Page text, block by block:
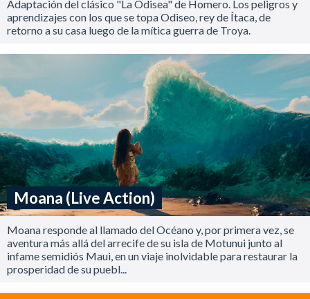
Adaptación del clásico "La Odisea" de Homero. Los peligros y
aprendizajes con los que se topa Odiseo, rey de Ítaca, de
retorno a su casa luego de la mítica guerra de Troya.
Moana (Live Action)
Moana responde al llamado del Océano y, por primera vez, se
aventura más allá del arrecife de su isla de Motunui junto al
infame semidiós Maui, en un viaje inolvidable para restaurar la
prosperidad de su puebl...